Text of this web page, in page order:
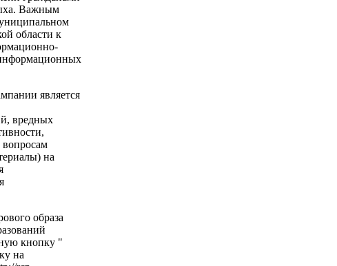
Важным
области к
является
вредных
на
образа
кнопку "
на